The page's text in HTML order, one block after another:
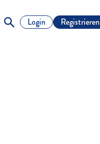
Login Registrieren